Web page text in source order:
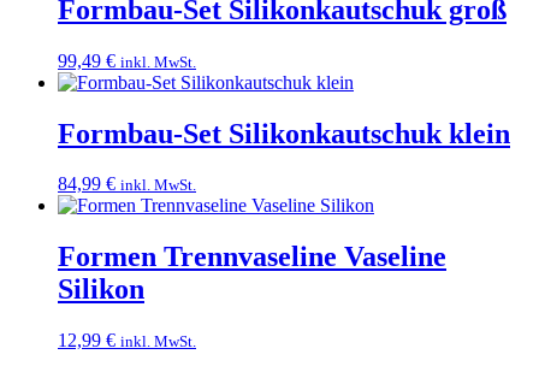
Formbau-Set Silikonkautschuk groß
99,49 € inkl. MwSt.
Formbau-Set Silikonkautschuk klein
84,99 € inkl. MwSt.
Formen Trennvaseline Vaseline
Silikon
12,99 € inkl. MwSt.